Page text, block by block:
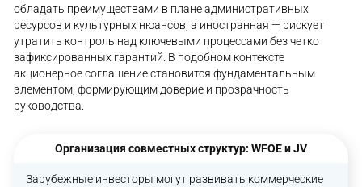
обладать преимуществами в плане административных
ресурсов и культурных нюансов, а иностранная — рискует
утратить контроль над ключевыми процессами без четко
зафиксированных гарантий. В подобном контексте
акционерное соглашение становится фундаментальным
элементом, формирующим доверие и прозрачность
руководства.
Организация совместных структур: WFOE и JV
Зарубежные инвесторы могут развивать коммерческие